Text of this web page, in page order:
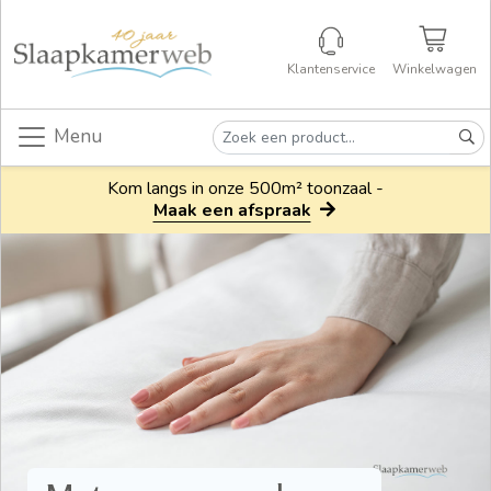
Klantenservice Winkelwagen
Menu
Kom langs in onze 500m² toonzaal -
Maak een afspraak